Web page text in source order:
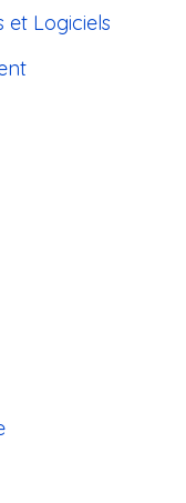
et Logiciels